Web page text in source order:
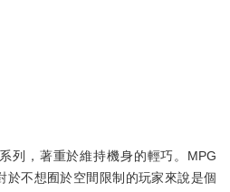
列，著重於維持機身的輕巧。MPG
於不想囿於空間限制的玩家來說是個